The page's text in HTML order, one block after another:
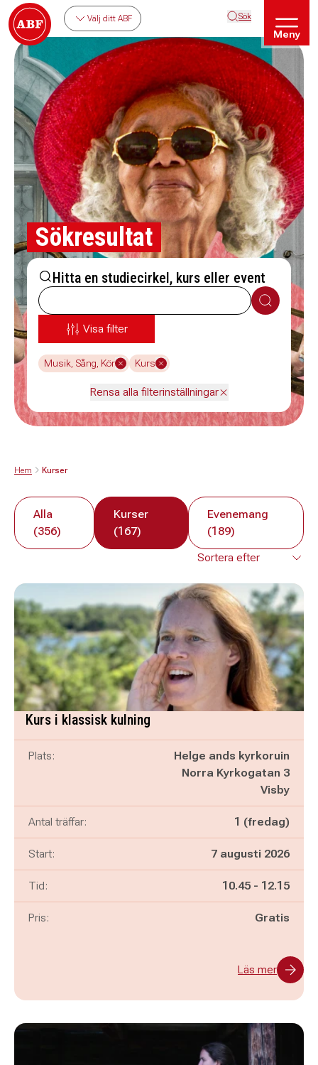
Välj ditt ABF Sök
Meny
Sökresultat
Hitta en studiecirkel, kurs eller event
Sök
Visa filter
Musik, Sång, Kör Kurs
Rensa alla filterinställningar
Hem Kurser
Alla
(356)
Kurser
(167)
Evenemang
(189)
Kurs i klassisk kulning
Plats:
Helge ands kyrkoruin
Norra Kyrkogatan 3
Visby
Antal träffar: 1 (fredag)
Start: 7 augusti 2026
Tid: Pågår mellan
10.45 - och
12.15
Pris: Gratis
Läs mer